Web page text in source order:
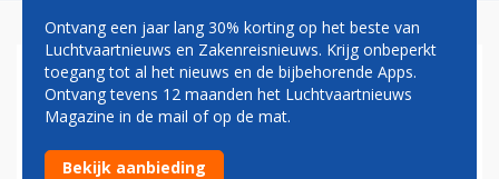
VLIEGTUIG STORT NEER IN
BRAZILIAANSE STAD, GEEN
OVERLEVENDEN
Ontvang een jaar lang 30% korting op het beste van
Luchtvaartnieuws en Zakenreisnieuws. Krijg onbeperkt
toegang tot al het nieuws en de bijbehorende Apps.
Ontvang tevens 12 maanden het Luchtvaartnieuws
Magazine in de mail of op de mat.
Bekijk aanbieding